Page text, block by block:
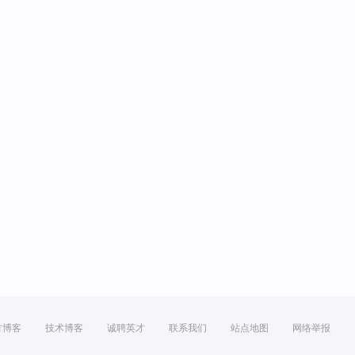
博客 技术博客 诚聘英才 联系我们 站点地图 网络举报